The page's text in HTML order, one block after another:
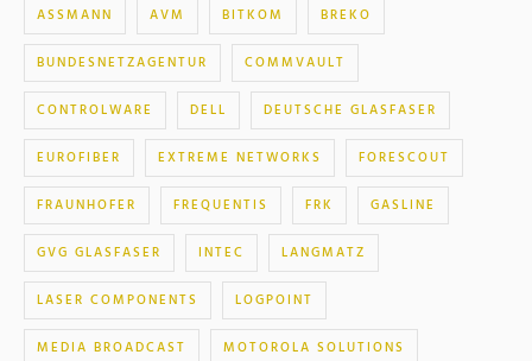
ASSMANN AVM BITKOM BREKO
BUNDESNETZAGENTUR COMMVAULT
CONTROLWARE DELL DEUTSCHE GLASFASER
EUROFIBER EXTREME NETWORKS FORESCOUT
FRAUNHOFER FREQUENTIS FRK GASLINE
GVG GLASFASER INTEC LANGMATZ
LASER COMPONENTS LOGPOINT
MEDIA BROADCAST MOTOROLA SOLUTIONS